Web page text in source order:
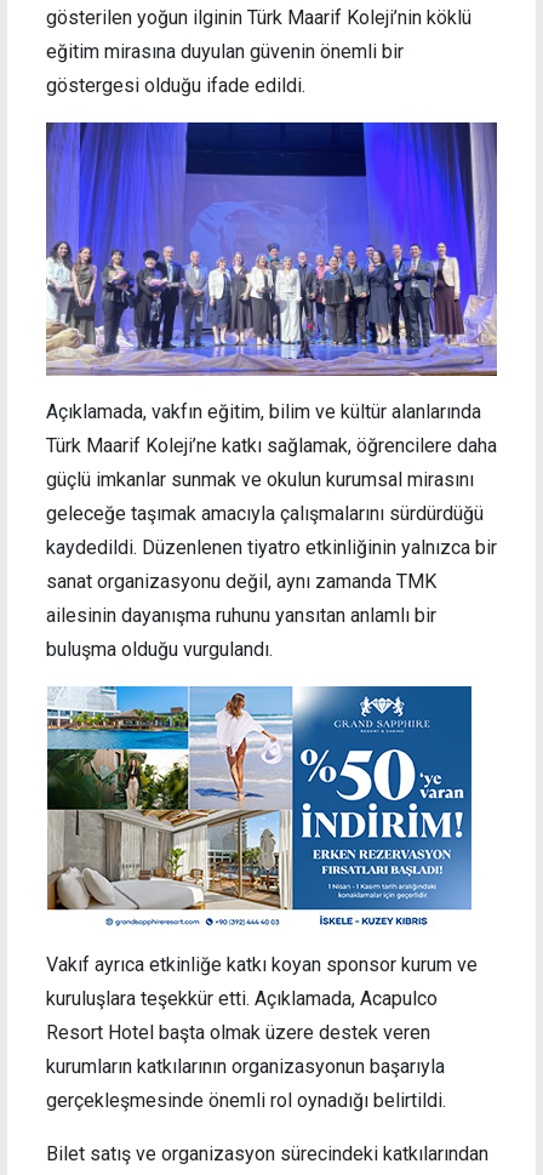
gösterilen yoğun ilginin Türk Maarif Koleji’nin köklü
eğitim mirasına duyulan güvenin önemli bir
göstergesi olduğu ifade edildi.
Açıklamada, vakfın eğitim, bilim ve kültür alanlarında
Türk Maarif Koleji’ne katkı sağlamak, öğrencilere daha
güçlü imkanlar sunmak ve okulun kurumsal mirasını
geleceğe taşımak amacıyla çalışmalarını sürdürdüğü
kaydedildi. Düzenlenen tiyatro etkinliğinin yalnızca bir
sanat organizasyonu değil, aynı zamanda TMK
ailesinin dayanışma ruhunu yansıtan anlamlı bir
buluşma olduğu vurgulandı.
Vakıf ayrıca etkinliğe katkı koyan sponsor kurum ve
kuruluşlara teşekkür etti. Açıklamada, Acapulco
Resort Hotel başta olmak üzere destek veren
kurumların katkılarının organizasyonun başarıyla
gerçekleşmesinde önemli rol oynadığı belirtildi.
Bilet satış ve organizasyon sürecindeki katkılarından